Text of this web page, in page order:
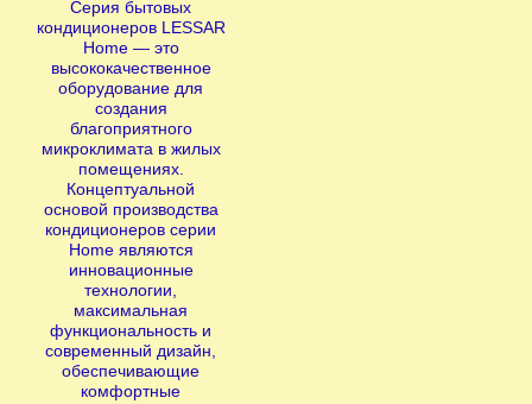
Серия бытовых
кондиционеров LESSAR
Home — это
высококачественное
оборудование для
создания
благоприятного
микроклимата в жилых
помещениях.
Концептуальной
основой производства
кондиционеров серии
Home являются
инновационные
технологии,
максимальная
функциональность и
современный дизайн,
обеспечивающие
комфортные